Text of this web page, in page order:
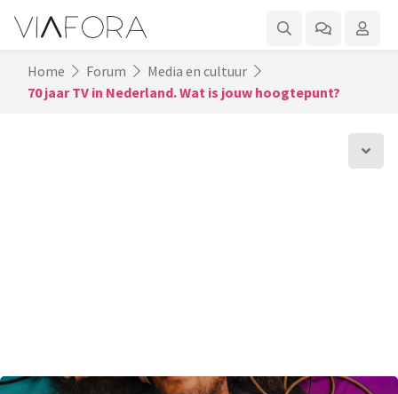
Home Forum
Media en cultuur
70 jaar TV in Nederland. Wat is jouw hoogtepunt?